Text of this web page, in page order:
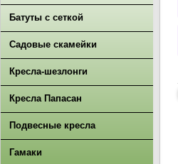
Батуты с сеткой
Садовые скамейки
Кресла-шезлонги
Кресла Папасан
Подвесные кресла
Гамаки